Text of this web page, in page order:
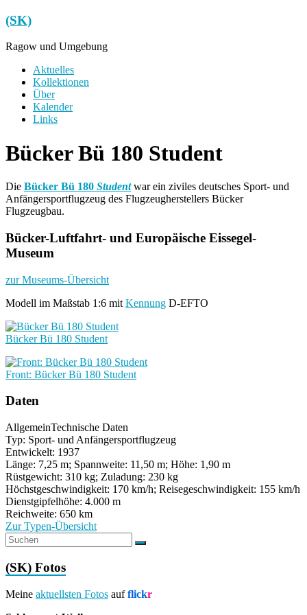
Zum
Inhalt
springen
(SK)
Ragow und Umgebung
Menü
Aktuelles
Kollektionen
Über
Kalender
Links
Bücker Bü 180 Student
Die Bücker Bü 180 Studentwar ein ziviles deutsches Sport- und
Anfängersportflugzeug des Flugzeugherstellers Bücker
Flugzeugbau.
Bücker-Luftfahrt- und Europäische Eissegel-
Museum
zur Museums-Übersicht
Modell im Maßstab 1:6 mit Kennung D-EFTO
Bücker Bü 180 Student
Front: Bücker Bü 180 Student
Daten
AllgemeinTechnische Daten
Typ: Sport- und Anfängersportflugzeug
Entwickelt: 1937
Länge: 7,25 m; Spannweite: 11,50 m; Höhe: 1,90 m
Rüstgewicht: 310 kg; Zuladung: 230 kg
Höchstgeschwindigkeit: 170 km/h; Reisegeschwindigkeit: 155 km/h
Dienstgipfelhöhe: 4.000 m
Reichweite: 650 km
Zur Typen-Übersicht
(SK) Fotos
Meine aktuellsten Fotos aufflickr